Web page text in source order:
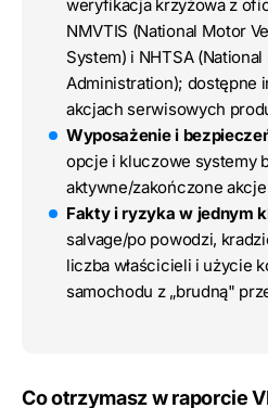
weryfikacja krzyżowa z
NMVTIS (National Motor
System) i NHTSA
Administration); dostępne
akcjach serwisowych
Wyposażenie i
opcje i kluczowe systemy
aktywne/zakończone
Fakty i ryzyka w jednym
salvage/po powodzi,
liczba właścicieli i użycie
samochodu z „brudną"
Co otrzymasz w raporcie